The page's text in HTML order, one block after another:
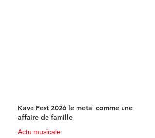
Kave Fest 2026 le metal comme une
affaire de famille
Actu musicale